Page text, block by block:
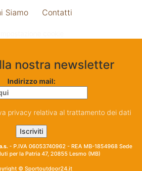
Siamo Contatti
nostra newsletter
Indirizzo mail:
privacy relativa al trattamento dei dati
- P.IVA 06053740962 - REA MB-1854968 Sede
per la Patria 47, 20855 Lesmo (MB)
© Sportoutdoor24.it